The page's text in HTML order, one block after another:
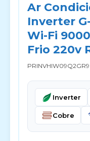
Ar
Inverter
Wi-Fi
Frio 220v
PRINVHIW09Q2GR9
Inverter
Cobre